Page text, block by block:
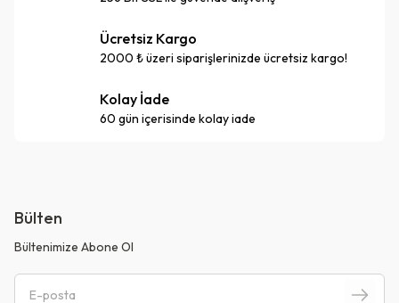
Ücretsiz Kargo
2000 ₺ üzeri siparişlerinizde ücretsiz kargo!
Kolay İade
60 gün içerisinde kolay iade
Bülten
Bültenimize Abone Ol